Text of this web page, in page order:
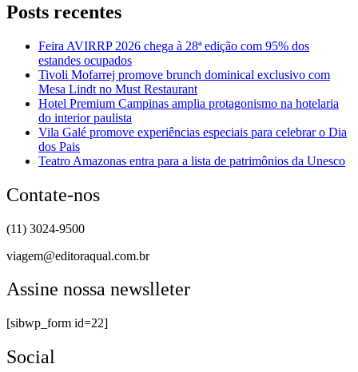
Posts recentes
Feira AVIRRP 2026 chega à 28ª edição com 95% dos
estandes ocupados
Tivoli Mofarrej promove brunch dominical exclusivo com
Mesa Lindt no Must Restaurant
Hotel Premium Campinas amplia protagonismo na hotelaria
do interior paulista
Vila Galé promove experiências especiais para celebrar o Dia
dos Pais
Teatro Amazonas entra para a lista de patrimônios da Unesco
Contate-nos
(11) 3024-9500
viagem@editoraqual.com.br
Assine nossa newslleter
[sibwp_form id=22]
Social